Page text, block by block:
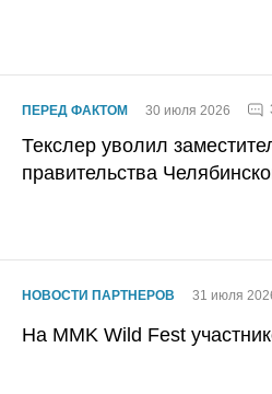
ПЕРЕД ФАКТОМ 30 июля 2026
Текслер уволил
правительства
НОВОСТИ ПАРТНЕРОВ 31 июля
На MMK Wild Fest